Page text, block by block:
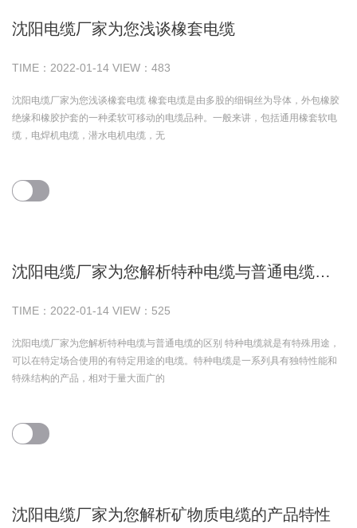
沈阳电缆厂家为您浅谈橡套电缆
TIME： 2022-01-14 VIEW： 483
沈阳电缆厂家为您浅谈橡套电缆 橡套电缆是由多股的细铜丝为导体，外包橡胶
绝缘和橡胶护套的一种柔软可移动的电缆品种。一般来讲，包括通用橡套软电
缆，电焊机电缆，潜水电机电缆，无
沈阳电缆厂家为您解析特种电缆与普通电缆的区别
TIME： 2022-01-14 VIEW： 525
沈阳电缆厂家为您解析特种电缆与普通电缆的区别 特种电缆就是有特殊用途，
可以在特定场合使用的有特定用途的电缆。特种电缆是一系列具有独特性能和
特殊结构的产品，相对于量大面广的
沈阳电缆厂家为您解析矿物质电缆的产品特性